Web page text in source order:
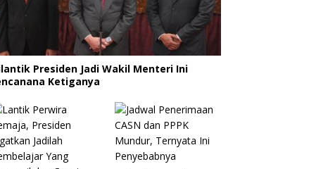
Presiden Jadi Wakil Menteri Ini
Ketiganya